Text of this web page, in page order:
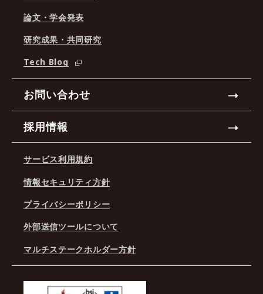
論文・学会発表
研究成果・共同研究
Tech Blog
お問い合わせ
採用情報
サービス利用規約
情報セキュリティ方針
プライバシーポリシー
外部送信ツールについて
マルチステークホルダー方針